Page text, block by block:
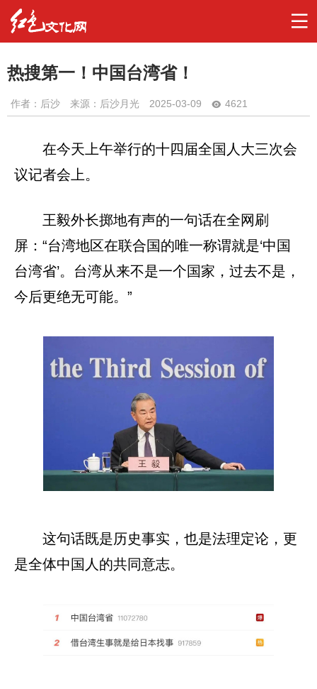
热搜第一！中国台湾省！
作者： 后沙 来源：后沙月光 2025-03-09 4621
在今天上午举行的十四届全国人大三次会
议记者会上。
王毅外长掷地有声的一句话在全网刷
屏：“台湾地区在联合国的唯一称谓就是‘中国
台湾省’。台湾从来不是一个国家，过去不是，
今后更绝无可能。”
这句话既是历史事实，也是法理定论，更
是全体中国人的共同意志。